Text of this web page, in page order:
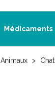
Médicaments
Animaux Chat